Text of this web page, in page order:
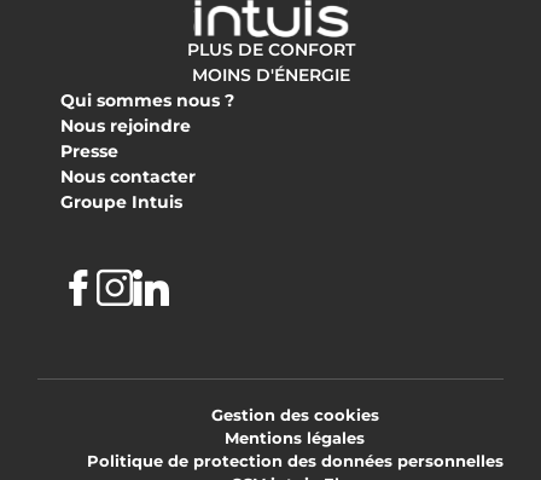
PLUS DE CONFORT
MOINS D'ÉNERGIE
Qui sommes nous ?
Nous rejoindre
Presse
Nous contacter
Groupe Intuis
Facebook
Instagram
Linkedin
Gestion des cookies
Mentions légales
Politique de protection des données personnelles